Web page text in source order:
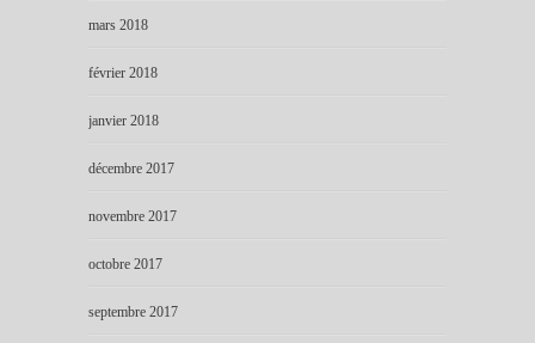
mars 2018
février 2018
janvier 2018
décembre 2017
novembre 2017
octobre 2017
septembre 2017